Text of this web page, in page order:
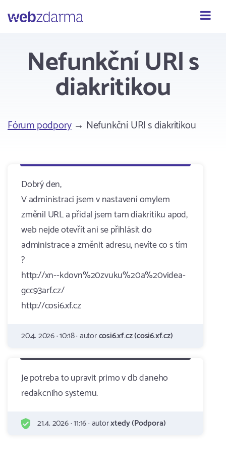
Webzdarma
Nefunkční URl s
diakritikou
Fórum podpory→ Nefunkční URl s diakritikou
Dobrý den,
V administraci jsem v nastavení omylem
změnil URL a přidal jsem tam diakritiku apod,
web nejde otevřít ani se přihlásit do
administrace a změnit adresu, nevíte co s tím
?
http://xn--kdovn%20zvuku%20a%20videa-
gcc93arf.cz/
http://cosi6.xf.cz
20.4. 2026 · 10:18 · autorcosi6.xf.cz (cosi6.xf.cz)
Je potreba to upravit primo v db daneho
redakcniho systemu.
21.4. 2026 · 11:16 · autorxtedy (Podpora)